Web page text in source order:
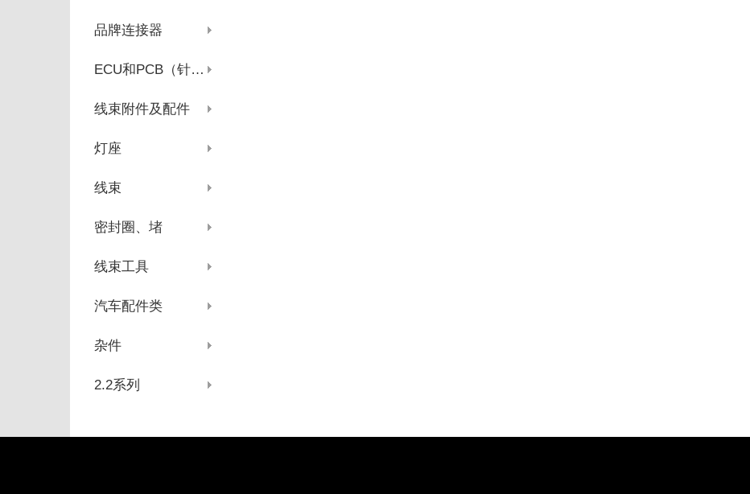
品牌连接器
ECU和PCB（针座系列）
线束附件及配件
灯座
线束
密封圈、堵
线束工具
汽车配件类
杂件
2.2系列